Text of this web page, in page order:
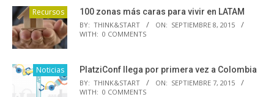
Recursos 100 zonas más caras para vivir en LATAM
BY: THINK&START ON: SEPTIEMBRE 8, 2015
WITH: 0 COMMENTS
Noticias PlatziConf llega por primera vez a Colombia
BY: THINK&START ON: SEPTIEMBRE 7, 2015
WITH: 0 COMMENTS